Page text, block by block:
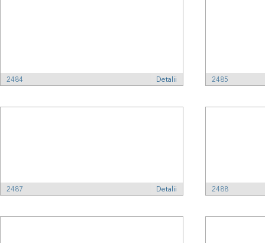
Detalii
2484 2485
Detalii
2487 2488